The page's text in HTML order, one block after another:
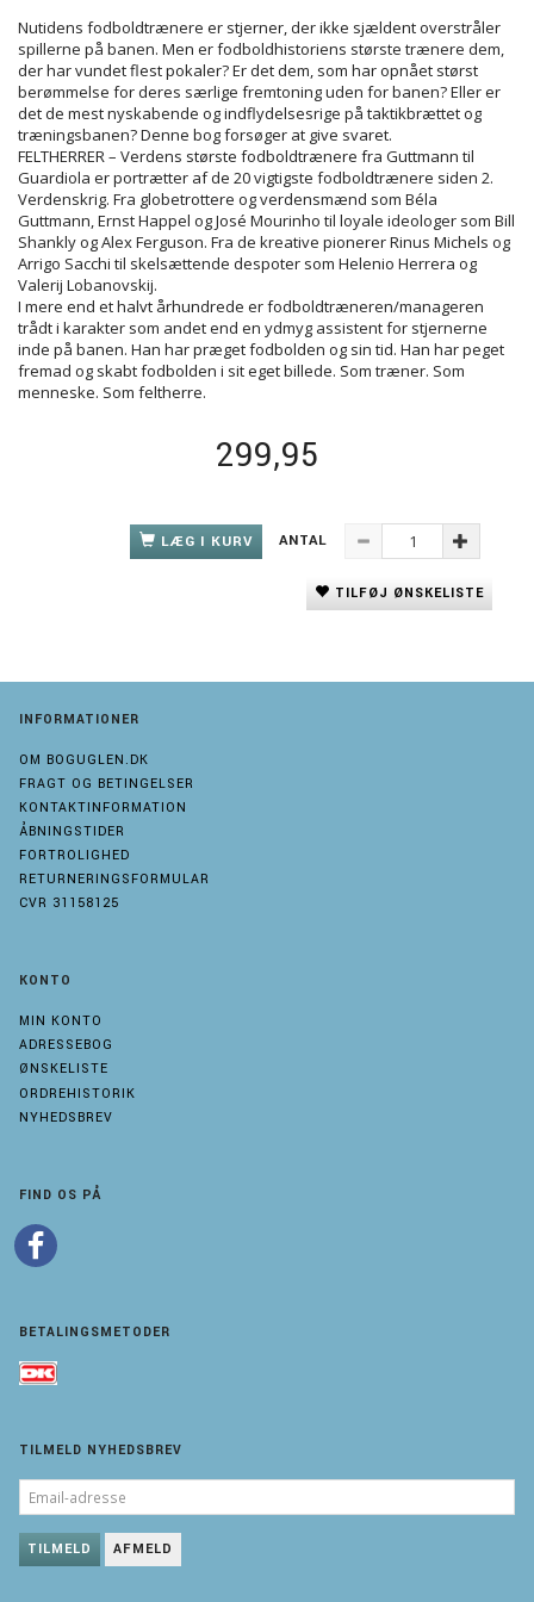
Nutidens fodboldtrænere er stjerner, der ikke sjældent overstråler
spillerne på banen. Men er fodboldhistoriens største trænere dem,
der har vundet flest pokaler? Er det dem, som har opnået størst
berømmelse for deres særlige fremtoning uden for banen? Eller er
det de mest nyskabende og indflydelsesrige på taktikbrættet og
træningsbanen? Denne bog forsøger at give svaret.
FELTHERRER – Verdens største fodboldtrænere fra Guttmann til
Guardiola er portrætter af de 20 vigtigste fodboldtrænere siden 2.
Verdenskrig. Fra globetrottere og verdensmænd som Béla
Guttmann, Ernst Happel og José Mourinho til loyale ideologer som Bill
Shankly og Alex Ferguson. Fra de kreative pionerer Rinus Michels og
Arrigo Sacchi til skelsættende despoter som Helenio Herrera og
Valerij Lobanovskij.
I mere end et halvt århundrede er fodboldtræneren/manageren
trådt i karakter som andet end en ydmyg assistent for stjernerne
inde på banen. Han har præget fodbolden og sin tid. Han har peget
fremad og skabt fodbolden i sit eget billede. Som træner. Som
menneske. Som feltherre.
299,95
LÆG I KURV ANTAL
TILFØJ ØNSKELISTE
INFORMATIONER
OM BOGUGLEN.DK
FRAGT OG BETINGELSER
KONTAKTINFORMATION
ÅBNINGSTIDER
FORTROLIGHED
RETURNERINGSFORMULAR
CVR 31158125
KONTO
MIN KONTO
ADRESSEBOG
ØNSKELISTE
ORDREHISTORIK
NYHEDSBREV
FIND OS PÅ
BETALINGSMETODER
TILMELD NYHEDSBREV
EMAIL-
ADRESSE
TILMELD AFMELD